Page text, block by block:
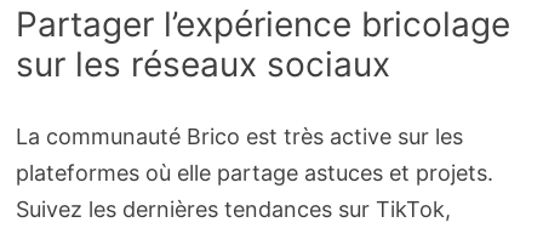
Partager l’expérience bricolage
sur les réseaux sociaux
La communauté Brico est très active sur les
plateformes où elle partage astuces et projets.
Suivez les dernières tendances sur TikTok,